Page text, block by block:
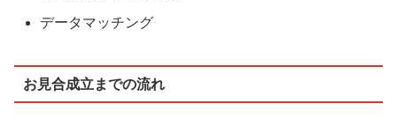
データマッチング
お見合成立までの流れ